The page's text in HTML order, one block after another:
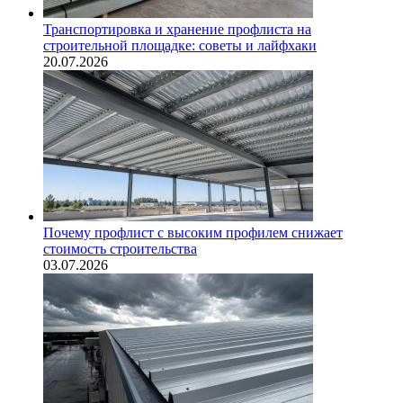
Транспортировка и хранение профлиста на
строительной площадке: советы и лайфхаки
20.07.2026
Почему профлист с высоким профилем снижает
стоимость строительства
03.07.2026